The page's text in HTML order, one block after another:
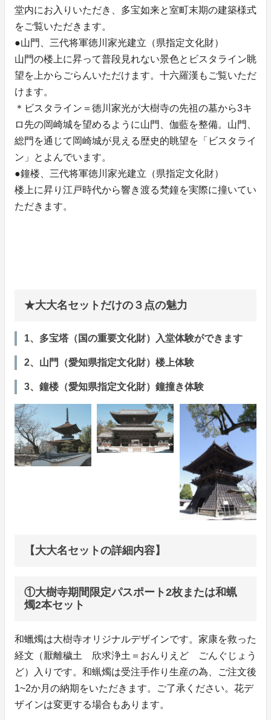
堂内にお入りいただき、多宝如来と室町末期の建築様式
をご覧いただきます。
●山門、三代将軍徳川家光建立（県指定文化財）
山門の楼上に昇って普段見れない景色とビスタライン眺
望を上からごらんいただけます。十六羅漢もご覧いただ
けます。
＊ビスタライン＝徳川家光が大樹寺の先祖の墓から3キ
ロ先の岡崎城を望めるように山門、伽藍を整備。山門、
総門を通じて岡崎城が見える歴史的眺望を「ビスタライ
ン」とよんでいます。
●鐘楼、三代将軍徳川家光建立（県指定文化財）
楼上に昇り江戸時代から響き渡る梵鐘を実際に撞いてい
ただきます。
★大大名セットだけの３点の魅力
1、多宝塔（国の重要文化財）入堂体験ができます
2、山門（愛知県指定文化財）楼上体験
3、鐘楼（愛知県指定文化財）鐘撞き体験
【大大名セットの詳細内容】
①大樹寺期間限定パスポート2枚または和蝋
燭2本セット
和蠟燭は大樹寺オリジナルデザインです。家康を救った
経文（厭離穢土 欣求浄土＝おんりえど ごんぐじょう
ど）入りです。和蝋燭は受注手作り生産の為、ご注文後
1~2か月の納期をいただきます。ご了承ください。花デ
ザインは変更する場合もあります。